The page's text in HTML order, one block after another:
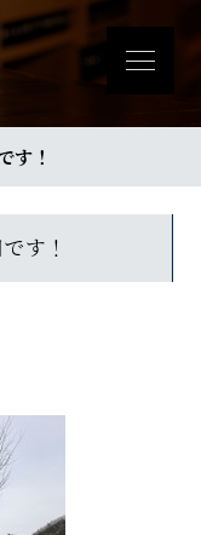
す！
す！